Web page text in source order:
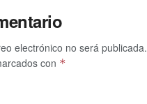
electrónico no será publicada.
con *